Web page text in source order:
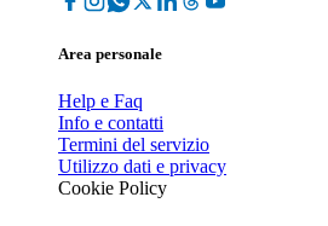
Area personale
Help e Faq
Info e contatti
Termini del servizio
Utilizzo dati e privacy
Cookie Policy